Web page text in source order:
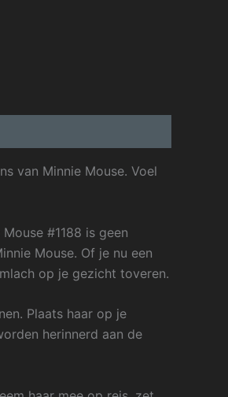
van Minnie Mouse. Voel
#1188 is geen
Mouse. Of je nu een
op je gezicht toveren.
Plaats haar op je
herinnerd aan de